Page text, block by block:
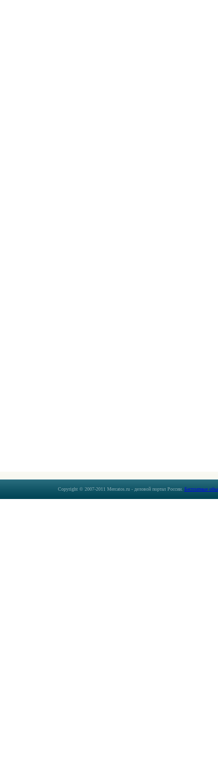
Copyright © 2007-2011 Mercatos.ru - деловой портал России. Бесплатные